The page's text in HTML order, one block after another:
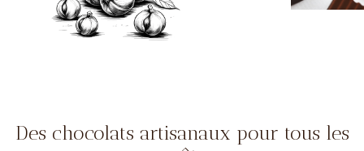
Des chocolats artisanaux pour tous les